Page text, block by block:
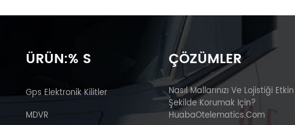
ÜRÜN:% S
Gps Elektronik Kilitler
MDVR
ÇÖZÜMLER
Nasıl Mallarınızı Ve Lojistiği
Şekilde Korumak Için?
HuabaOtelematics.com